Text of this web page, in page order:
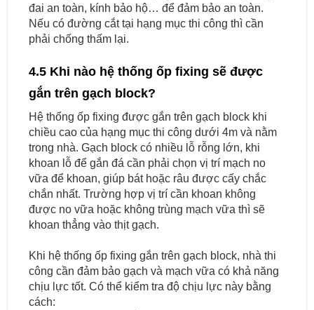
đai an toàn, kính bảo hộ… để đảm bảo an toàn.
Nếu có đường cắt tại hạng mục thi công thì cần
phải chống thấm lại.
4.5 Khi nào hệ thống ốp fixing sẽ được
gắn trên gạch block?
Hệ thống ốp fixing được gắn trên gạch block khi
chiều cao của hạng mục thi công dưới 4m và nằm
trong nhà. Gạch block có nhiều lỗ rỗng lớn, khi
khoan lỗ để gắn đá cần phải chọn vị trí mạch no
vữa để khoan, giúp bát hoặc râu được cấy chắc
chắn nhất. Trường hợp vị trí cần khoan không
được no vữa hoặc không trùng mạch vữa thì sẽ
khoan thẳng vào thịt gạch.
Khi hệ thống ốp fixing gắn trên gạch block, nhà thi
công cần đảm bảo gạch và mạch vữa có khả năng
chịu lực tốt. Có thể kiểm tra độ chịu lực này bằng
cách: